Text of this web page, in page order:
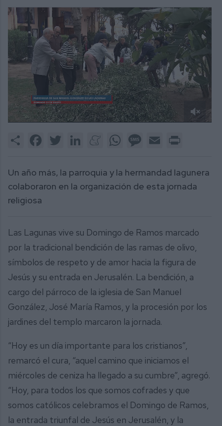
2
Share FacebookTwitter LinkedInMeneameWhatsAppMessage
Email
Un año más, la parroquia y la hermandad lagunera
colaboraron en la organización de esta jornada
religiosa
Las Lagunas vive su Domingo de Ramos marcado
por la tradicional bendición de las ramas de olivo,
símbolos de respeto y de amor hacia la figura de
Jesús y su entrada en Jerusalén. La bendición, a
cargo del párroco de la iglesia de San Manuel
González, José María Ramos, y la procesión por los
jardines del templo marcaron la jornada.
“Hoy es un día importante para los cristianos”,
remarcó el cura, “aquel camino que iniciamos el
miércoles de ceniza ha llegado a su cumbre”, agregó.
“Hoy, para todos los que somos cofrades y que
somos católicos celebramos el Domingo de Ramos,
la entrada triunfal de Jesús en Jerusalén, y la